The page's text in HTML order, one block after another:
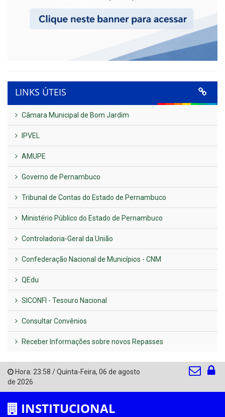
LINKS ÚTEIS
Câmara Municipal de Bom Jardim
IPVEL
AMUPE
Governo de Pernambuco
Tribunal de Contas do Estado de Pernambuco
Ministério Público do Estado de Pernambuco
Controladoria-Geral da União
Confederação Nacional de Municípios - CNM
QEdu
SICONFI - Tesouro Nacional
Consultar Convênios
Receber Informações sobre novos Repasses
Hora: 23:58 /Quinta-Feira, 06 de agosto
de 2026
INSTITUCIONAL